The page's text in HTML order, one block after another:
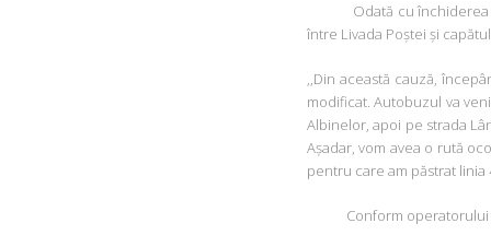
Odată cu
între Livada Poștei și
,,Din această cauză,
modificat. Autobuzul va
Albinelor, apoi pe strada
Așadar, vom avea o rută
pentru care am păstrat
Conform operatorului de